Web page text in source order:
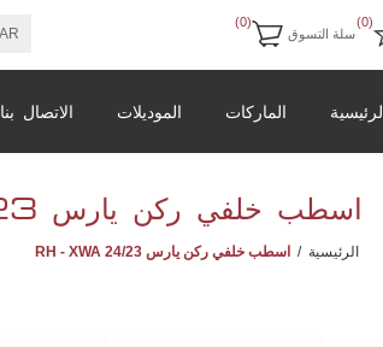
(0)
سلة التسوق
(0)
الرئيسية الماركات الموديلات الاتصال بنا
اسطب خلفي ركن يارس 24/23 RH - XWA
الرئيسية / اسطب خلفي ركن يارس 24/23 RH - XWA